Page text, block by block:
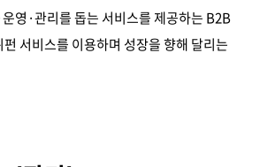
영·관리를 돕는 서비스를 제공하는 B2B
서비스를 이용하며 성장을 향해 달리는